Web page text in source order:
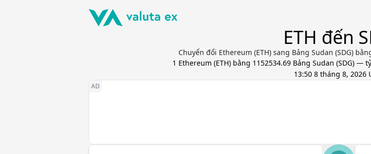
ETH đến
Chuyển đổi Ethereum (ETH) sang Bảng Sudan (SDG)
1 Ethereum (ETH) bằng 1152534.69 Bảng Sudan (SDG) —
13:50 8 tháng 8, 2026